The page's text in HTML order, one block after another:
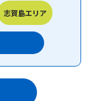
志賀島エリア